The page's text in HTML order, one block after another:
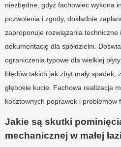
niezbędne, gdyż fachowiec wykona
pozwolenia i zgody, dokładnie
zaproponuje rozwiązania techniczne
dokumentację dla spółdzielni.
ograniczenia typowe dla wielkiej
błędów takich jak zbyt mały
głębokie kucie. Fachowa realizacja
kosztownych poprawek i problemów
Jakie są skutki
mechanicznej w małej